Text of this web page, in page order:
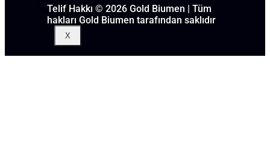
Blog
X
Telif Hakkı © 2026 Gold Biumen | Tüm
hakları Gold Biumen tarafından saklıdır